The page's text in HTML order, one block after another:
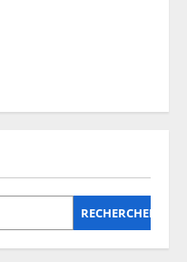
RECHERCHER